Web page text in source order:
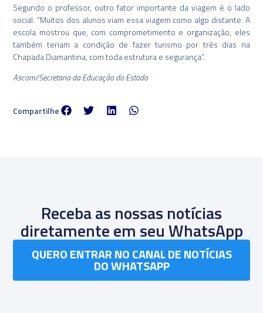
Segundo o professor, outro fator importante da viagem é o lado
social. “Muitos dos alunos viam essa viagem como algo distante. A
escola mostrou que, com comprometimento e organização, eles
também teriam a condição de fazer turismo por três dias na
Chapada Diamantina, com toda estrutura e segurança”.
Ascom/Secretaria da Educação do Estado
Compartilhe
Receba as nossas notícias
diretamente em seu WhatsApp
QUERO ENTRAR NO CANAL DE NOTÍCIAS
DO WHATSAPP